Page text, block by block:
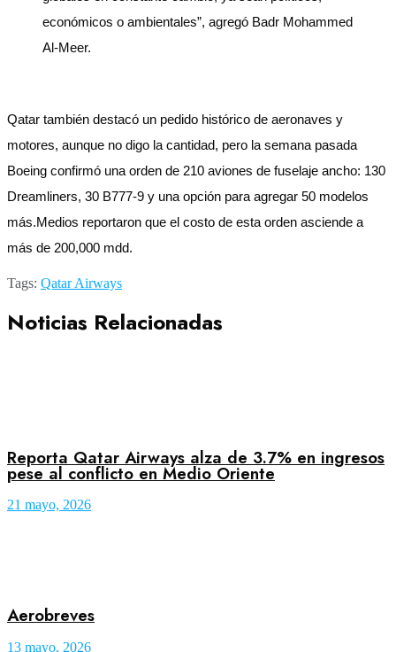
económicos o ambientales”, agregó Badr Mohammed
Al-Meer.
Qatar también destacó un pedido histórico de aeronaves y
motores, aunque no digo la cantidad, pero la semana pasada
Boeing confirmó una orden de 210 aviones de fuselaje ancho: 130
Dreamliners, 30 B777-9 y una opción para agregar 50 modelos
más.Medios reportaron que el costo de esta orden asciende a
más de 200,000 mdd.
Tags: Qatar Airways
Noticias Relacionadas
Reporta Qatar Airways alza de 3.7% en ingresos
pese al conflicto en Medio Oriente
21 mayo, 2026
Aerobreves
13 mayo, 2026